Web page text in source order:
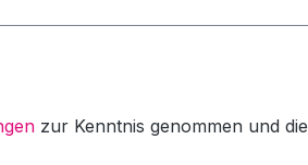
zur Kenntnis genommen und die